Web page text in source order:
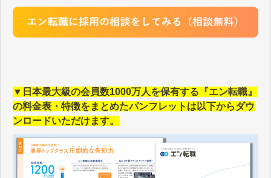
▼日本最大級の会員数1000万人を保有する『エン転職』
の料金表・特徴をまとめたパンフレットは以下からダウ
ンロードいただけます。